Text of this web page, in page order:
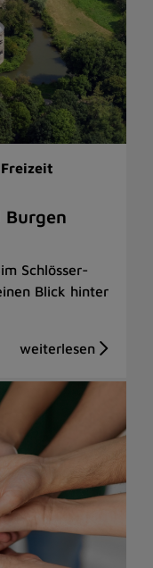
Freizeit
Burgen
Schlösser-
Blick hinter